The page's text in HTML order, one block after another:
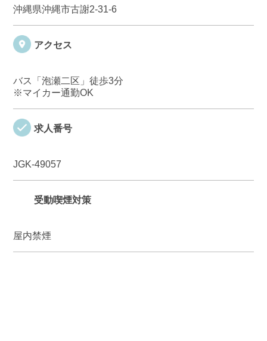
沖縄県沖縄市古謝2-31-6
アクセス
バス「泡瀬二区」徒歩3分
※マイカー通勤OK
求人番号
JGK-49057
受動喫煙対策
屋内禁煙